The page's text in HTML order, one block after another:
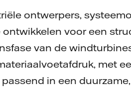
ontwerpers,
voor een
van de
met
in een